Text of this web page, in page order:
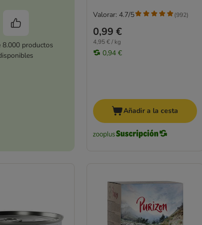
8.000 productos
0,99 €
4,95 € / kg
0,94 €
Valorar: 4.7/5 (992)
Añadir a la cesta